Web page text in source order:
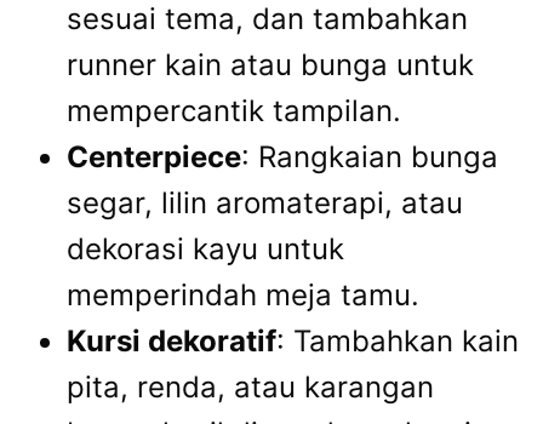
sesuai tema, dan tambahkan
runner kain atau bunga untuk
mempercantik tampilan.
Centerpiece: Rangkaian bunga
segar, lilin aromaterapi, atau
dekorasi kayu untuk
memperindah meja tamu.
Kursi dekoratif: Tambahkan kain
pita, renda, atau karangan